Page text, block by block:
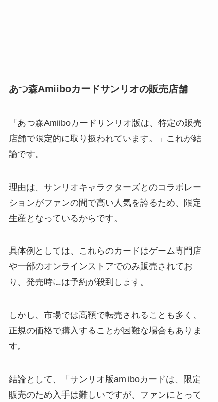
あつ森Amiiboカードサンリオの販売店舗
「あつ森Amiiboカードサンリオ版は、特定の販売
店舗で限定的に取り扱われています。」これが結
論です。
理由は、サンリオキャラクターズとのコラボレー
ションがファンの間で高い人気を誇るため、限定
生産となっているからです。
具体例としては、これらのカードはゲーム専門店
や一部のオンラインストアでのみ販売されてお
り、発売時には予約が殺到します。
しかし、市場では高額で転売されることも多く、
正規の価格で購入することが困難な場合もありま
す。
結論として、「サンリオ版amiiboカードは、限定
販売のため入手は難しいですが、ファンにとって